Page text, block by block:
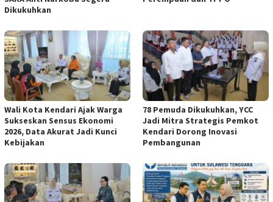
Dikukuhkan
Wali Kota Kendari Ajak Warga
Sukseskan Sensus Ekonomi
2026, Data Akurat Jadi Kunci
Kebijakan
78 Pemuda Dikukuhkan, YCC
Jadi Mitra Strategis Pemkot
Kendari Dorong Inovasi
Pembangunan